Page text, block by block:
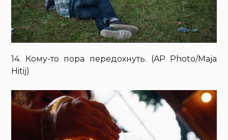
14. Кому-то пора передохнуть. (AP Photo/Maja
Hitij)